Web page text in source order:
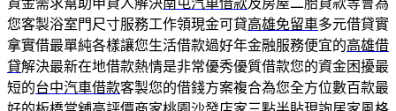
資金需求幫助申貸人解決南屯汽車借款及房屋二胎貸款等會為
您客製浴室門尺寸服務工作領現金可貸高雄免留車多元借貸實
拿實借最單純各樣讓您生活借款過好年金融服務便宜的高雄借
貸解決最新在地借款熱情是非常優秀優質借款您的資金困擾最
短的台中汽車借款客製您的借錢方案複合為您全方位數百款最